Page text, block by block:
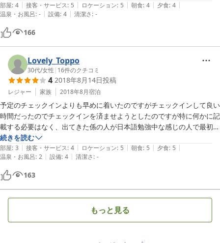
ありませんが、細やかな気配りをして下さって安全に遊ぶことができ、
川遊びを満喫しました。
大人も子供も十分楽しめて追加料金もかからずに遊べたので良かったで
す。
部屋: 4 | 接客・サービス: 5 | ロケーション: 5 | 朝食: 4 | 夕食: 4 |
温泉・お風呂: - | 設備: 4 | 清潔さ: -
166
Lovely_Toppo
30代/女性 | 16件のクチコミ
4 2018年8月14日投稿
レジャー 家族 2018年8月宿泊
予定のチェックインよりも早めに着いたのですがチェックインして良い
時間だったのでチェックインを済ませようとしたのですが特に何かに記
載する必要はなく、出てきた係の人が日本語勉強中な感じの人で最初と
まどいました(^^;)
「敷地内に入浴施設は御座いませんが、近隣の１６箇所の施設と提携、
チェックイン時に温泉割引券をお渡し致しております。」と記載してあ
りますが係の人に聞いたら日本語がわからないのか割引券はないと言わ
れ(^^;)
温泉から帰ってきたらもう一人係の人が増えていましたがやはり日本の
方ではなく、、、でも最初に会った係の人よりは日本語堪能な感じでし
BBQはほんとに食べきれない量でした！ただ時期が悪かったのか宿泊
続きを読む
部屋: 3 | 接客・サービス: 4 | ロケーション: 5 | 朝食: 5 | 夕食: 5 |
温泉・お風呂: 2 | 設備: 4 | 清潔さ: -
163
もっと見る